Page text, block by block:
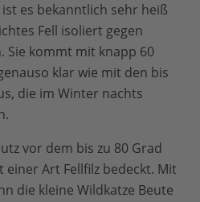
es bekanntlich sehr heiß
Fell isoliert gegen
Sie kommt mit knapp 60
klar wie mit den bis
die im Winter nachts
vor dem bis zu 80 Grad
Art Fellfilz bedeckt. Mit
die kleine Wildkatze Beute